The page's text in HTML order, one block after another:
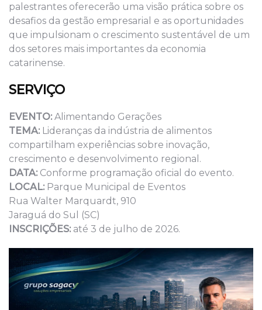
palestrantes oferecerão uma visão prática sobre os
desafios da gestão empresarial e as oportunidades
que impulsionam o crescimento sustentável de um
dos setores mais importantes da economia
catarinense.
SERVIÇO
EVENTO: Alimentando Gerações
TEMA: Lideranças da indústria de alimentos
compartilham experiências sobre inovação,
crescimento e desenvolvimento regional.
DATA: Conforme programação oficial do evento.
LOCAL: Parque Municipal de Eventos
Rua Walter Marquardt, 910
Jaraguá do Sul (SC)
INSCRIÇÕES: até 3 de julho de 2026.